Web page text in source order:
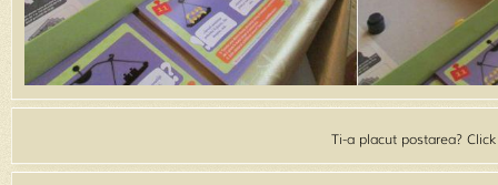
Ti-a placut postarea?